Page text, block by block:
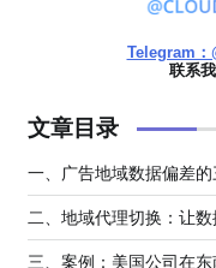
Telegram
联系
文章目录
一、广告地域数据偏差的
二、地域代理切换：让
三、案例：美国公司在东